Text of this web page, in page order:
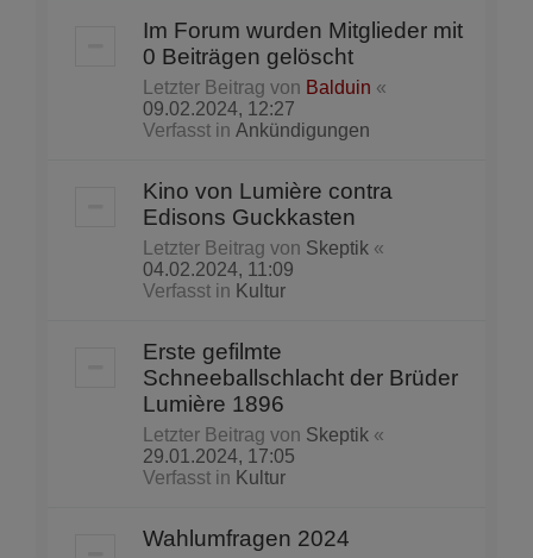
Im Forum wurden Mitglieder mit
0 Beiträgen gelöscht
Letzter Beitrag von Balduin «
09.02.2024, 12:27
Verfasst in Ankündigungen
Kino von Lumière contra
Edisons Guckkasten
Letzter Beitrag von Skeptik «
04.02.2024, 11:09
Verfasst in Kultur
Erste gefilmte
Schneeballschlacht der Brüder
Lumière 1896
Letzter Beitrag von Skeptik «
29.01.2024, 17:05
Verfasst in Kultur
Wahlumfragen 2024